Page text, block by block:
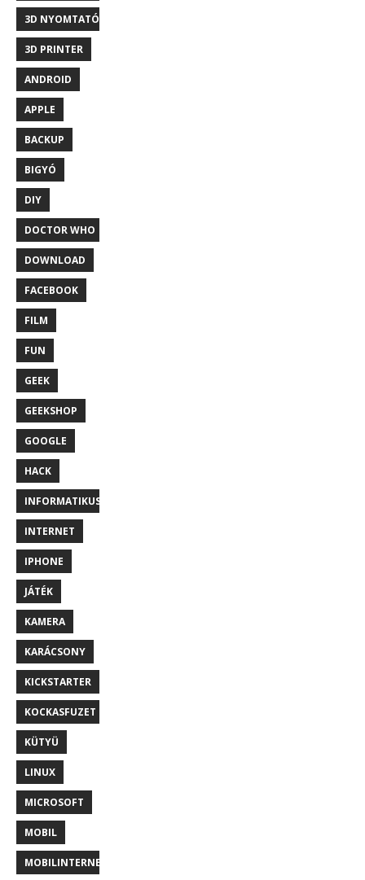
3D NYOMTATÓ
3D PRINTER
ANDROID
APPLE
BACKUP
BIGYÓ
DIY
DOCTOR WHO
DOWNLOAD
FACEBOOK
FILM
FUN
GEEK
GEEKSHOP
GOOGLE
HACK
INFORMATIKUS
INTERNET
IPHONE
JÁTÉK
KAMERA
KARÁCSONY
KICKSTARTER
KOCKASFUZET
KÜTYÜ
LINUX
MICROSOFT
MOBIL
MOBILINTERNET